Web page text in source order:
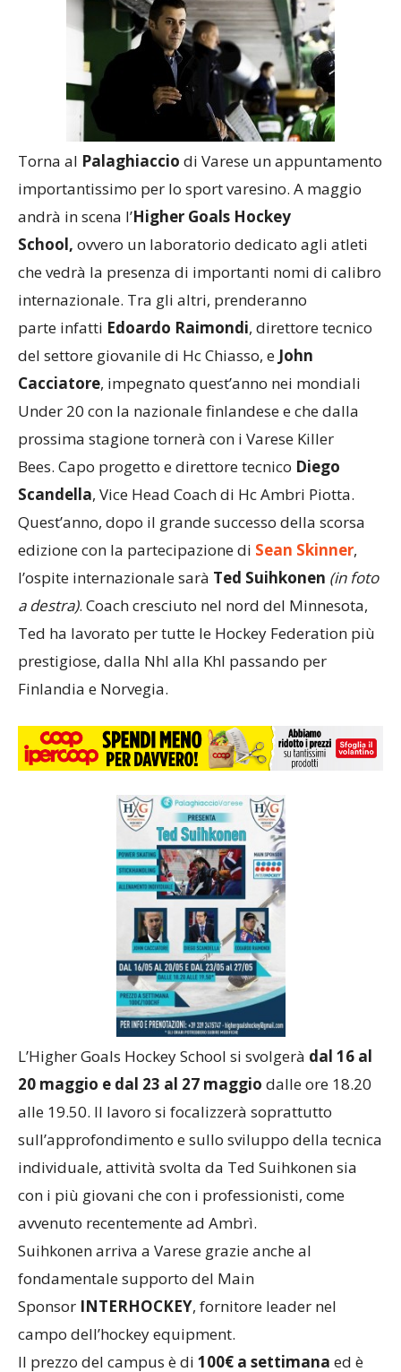
Torna al Palaghiaccio di Varese un appuntamento
importantissimo per lo sport varesino. A maggio
andrà in scena l’Higher Goals Hockey
School, ovvero un laboratorio dedicato agli atleti
che vedrà la presenza di importanti nomi di calibro
internazionale. Tra gli altri, prenderanno
parte infatti Edoardo Raimondi, direttore tecnico
del settore giovanile di Hc Chiasso, e John
Cacciatore, impegnato quest’anno nei mondiali
Under 20 con la nazionale finlandese e che dalla
prossima stagione tornerà con i Varese Killer
Bees. Capo progetto e direttore tecnico Diego
Scandella, Vice Head Coach di Hc Ambri Piotta.
Quest’anno, dopo il grande successo della scorsa
edizione con la partecipazione di Sean Skinner,
l’ospite internazionale sarà Ted Suihkonen (in foto
a destra). Coach cresciuto nel nord del Minnesota,
Ted ha lavorato per tutte le Hockey Federation più
prestigiose, dalla Nhl alla Khl passando per
Finlandia e Norvegia.
L’Higher Goals Hockey School si svolgerà dal 16 al
20 maggio e dal 23 al 27 maggio dalle ore 18.20
alle 19.50. Il lavoro si focalizzerà soprattutto
sull’approfondimento e sullo sviluppo della tecnica
individuale, attività svolta da Ted Suihkonen sia
con i più giovani che con i professionisti, come
avvenuto recentemente ad Ambrì.
Suihkonen arriva a Varese grazie anche al
fondamentale supporto del Main
Sponsor INTERHOCKEY, fornitore leader nel
campo dell’hockey equipment.
Il prezzo del campus è di 100€ a settimana ed è